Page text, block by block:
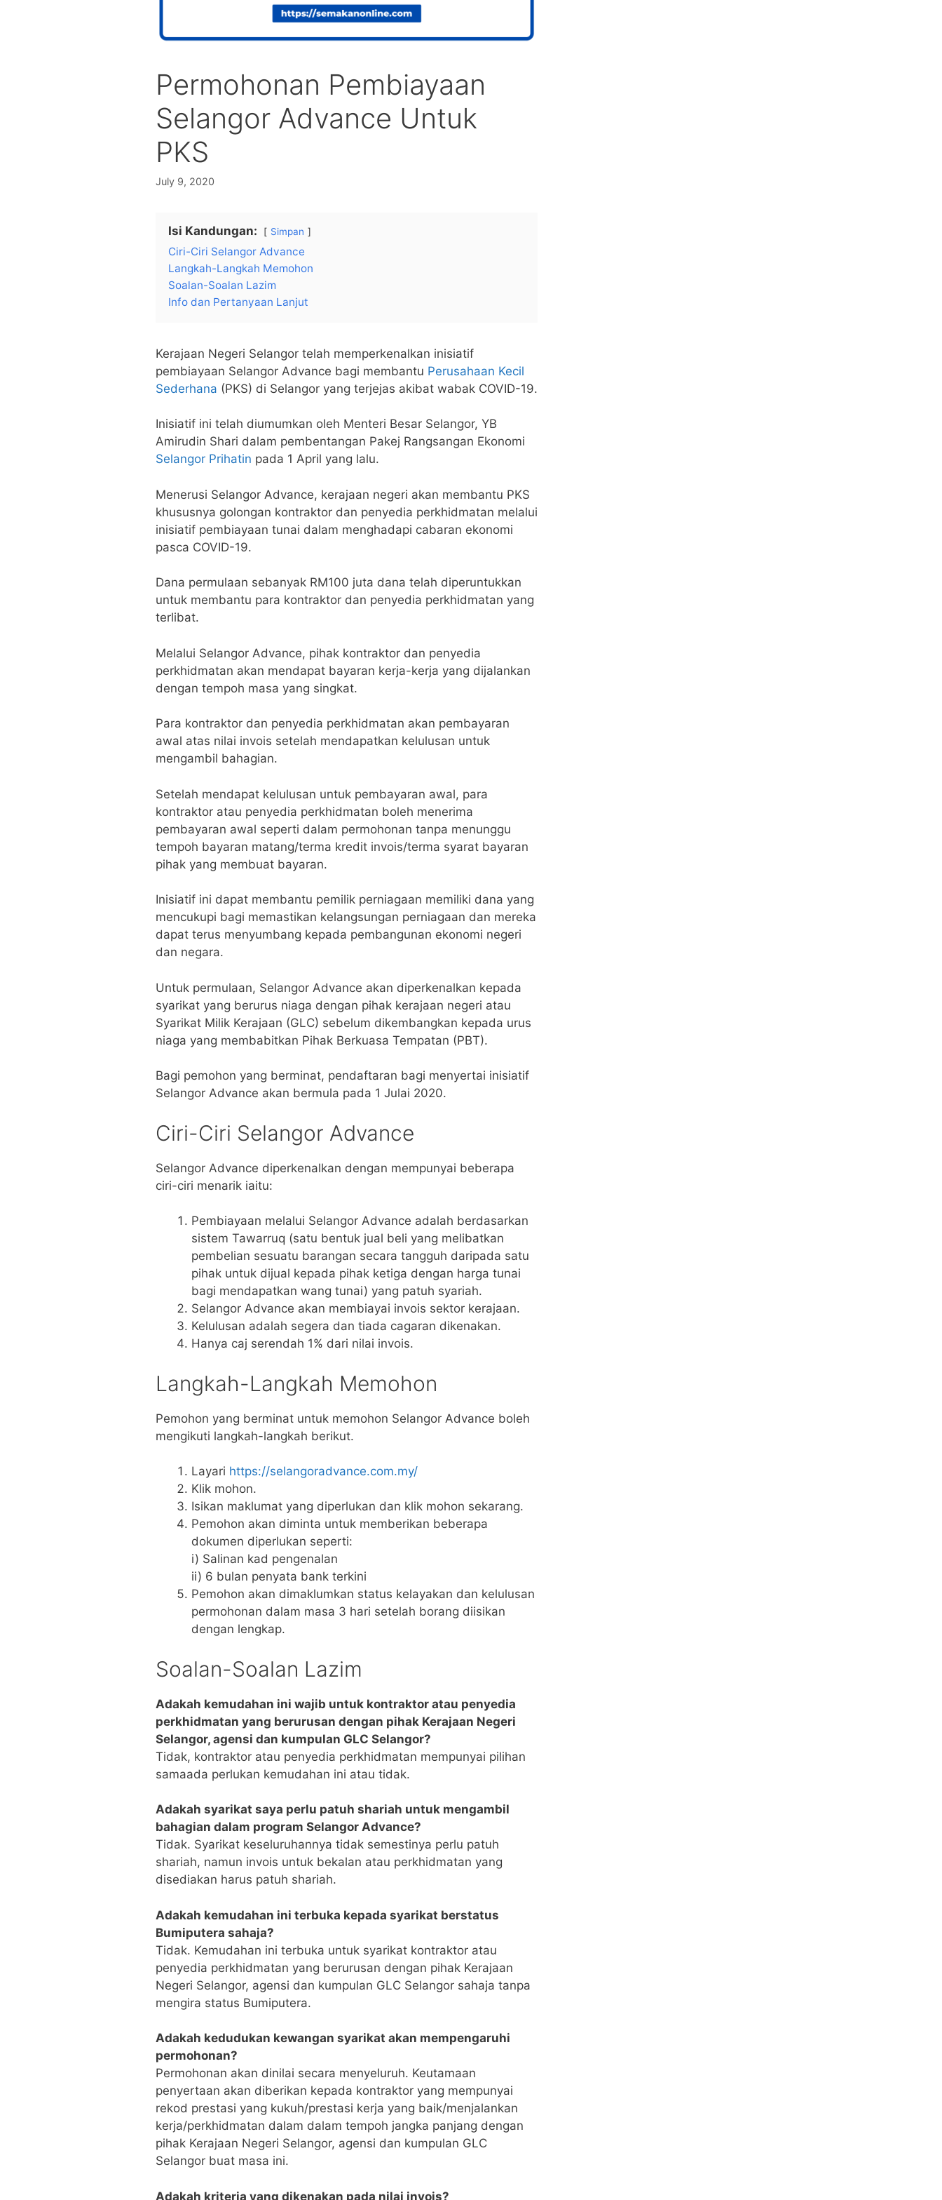
Permohonan Pembiayaan
Selangor Advance Untuk
PKS
July 9, 2020
Isi Kandungan: Simpan
Ciri-Ciri Selangor Advance
Langkah-Langkah Memohon
Soalan-Soalan Lazim
Info dan Pertanyaan Lanjut
Kerajaan Negeri Selangor telah memperkenalkan inisiatif
pembiayaan Selangor Advance bagi membantu Perusahaan Kecil
Sederhana (PKS) di Selangor yang terjejas akibat wabak COVID-19.
Inisiatif ini telah diumumkan oleh Menteri Besar Selangor, YB
Amirudin Shari dalam pembentangan Pakej Rangsangan Ekonomi
Selangor Prihatin pada 1 April yang lalu.
Menerusi Selangor Advance, kerajaan negeri akan membantu PKS
khususnya golongan kontraktor dan penyedia perkhidmatan melalui
inisiatif pembiayaan tunai dalam menghadapi cabaran ekonomi
pasca COVID-19.
Dana permulaan sebanyak RM100 juta dana telah diperuntukkan
untuk membantu para kontraktor dan penyedia perkhidmatan yang
terlibat.
Melalui Selangor Advance, pihak kontraktor dan penyedia
perkhidmatan akan mendapat bayaran kerja-kerja yang dijalankan
dengan tempoh masa yang singkat.
Para kontraktor dan penyedia perkhidmatan akan pembayaran
awal atas nilai invois setelah mendapatkan kelulusan untuk
mengambil bahagian.
Setelah mendapat kelulusan untuk pembayaran awal, para
kontraktor atau penyedia perkhidmatan boleh menerima
pembayaran awal seperti dalam permohonan tanpa menunggu
tempoh bayaran matang/terma kredit invois/terma syarat bayaran
pihak yang membuat bayaran.
Inisiatif ini dapat membantu pemilik perniagaan memiliki dana yang
mencukupi bagi memastikan kelangsungan perniagaan dan mereka
dapat terus menyumbang kepada pembangunan ekonomi negeri
dan negara.
Untuk permulaan, Selangor Advance akan diperkenalkan kepada
syarikat yang berurus niaga dengan pihak kerajaan negeri atau
Syarikat Milik Kerajaan (GLC) sebelum dikembangkan kepada urus
niaga yang membabitkan Pihak Berkuasa Tempatan (PBT).
Bagi pemohon yang berminat, pendaftaran bagi menyertai inisiatif
Selangor Advance akan bermula pada 1 Julai 2020.
Ciri-Ciri Selangor Advance
Selangor Advance diperkenalkan dengan mempunyai beberapa
ciri-ciri menarik iaitu:
Pembiayaan melalui Selangor Advance adalah berdasarkan
sistem Tawarruq (satu bentuk jual beli yang melibatkan
pembelian sesuatu barangan secara tangguh daripada satu
pihak untuk dijual kepada pihak ketiga dengan harga tunai
bagi mendapatkan wang tunai) yang patuh syariah.
Selangor Advance akan membiayai invois sektor kerajaan.
Kelulusan adalah segera dan tiada cagaran dikenakan.
Hanya caj serendah 1% dari nilai invois.
Langkah-Langkah Memohon
Pemohon yang berminat untuk memohon Selangor Advance boleh
mengikuti langkah-langkah berikut.
Layari https://selangoradvance.com.my/
Klik mohon.
Isikan maklumat yang diperlukan dan klik mohon sekarang.
Pemohon akan diminta untuk memberikan beberapa
dokumen diperlukan seperti:
i) Salinan kad pengenalan
ii) 6 bulan penyata bank terkini
Pemohon akan dimaklumkan status kelayakan dan kelulusan
permohonan dalam masa 3 hari setelah borang diisikan
dengan lengkap.
Soalan-Soalan Lazim
Adakah kemudahan ini wajib untuk kontraktor atau penyedia
perkhidmatan yang berurusan dengan pihak Kerajaan Negeri
Selangor, agensi dan kumpulan GLC Selangor?
Tidak, kontraktor atau penyedia perkhidmatan mempunyai pilihan
samaada perlukan kemudahan ini atau tidak.
Adakah syarikat saya perlu patuh shariah untuk mengambil
bahagian dalam program Selangor Advance?
Tidak. Syarikat keseluruhannya tidak semestinya perlu patuh
shariah, namun invois untuk bekalan atau perkhidmatan yang
disediakan harus patuh shariah.
Adakah kemudahan ini terbuka kepada syarikat berstatus
Bumiputera sahaja?
Tidak. Kemudahan ini terbuka untuk syarikat kontraktor atau
penyedia perkhidmatan yang berurusan dengan pihak Kerajaan
Negeri Selangor, agensi dan kumpulan GLC Selangor sahaja tanpa
mengira status Bumiputera.
Adakah kedudukan kewangan syarikat akan mempengaruhi
permohonan?
Permohonan akan dinilai secara menyeluruh. Keutamaan
penyertaan akan diberikan kepada kontraktor yang mempunyai
rekod prestasi yang kukuh/prestasi kerja yang baik/menjalankan
kerja/perkhidmatan dalam dalam tempoh jangka panjang dengan
pihak Kerajaan Negeri Selangor, agensi dan kumpulan GLC
Selangor buat masa ini.
Adakah kriteria yang dikenakan pada nilai invois?